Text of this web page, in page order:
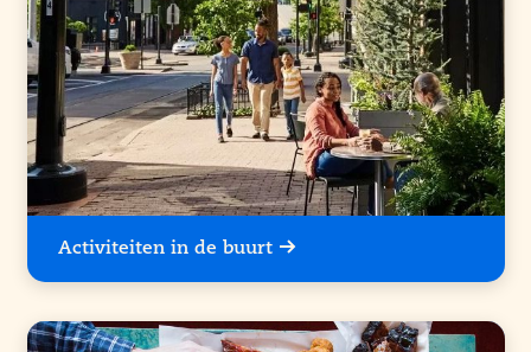
Activiteiten in de buurt